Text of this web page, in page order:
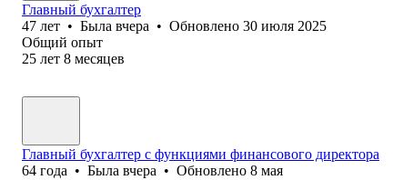
Главный бухгалтер
47 лет • Была вчера • Обновлено 30 июля 2025
Общий опыт
25 лет 8 месяцев
Главный бухгалтер с функциями финансового директора
64 года • Была вчера • Обновлено 8 мая